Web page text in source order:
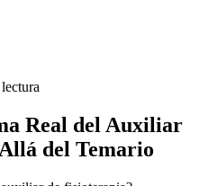
Real del Auxiliar
del Temario